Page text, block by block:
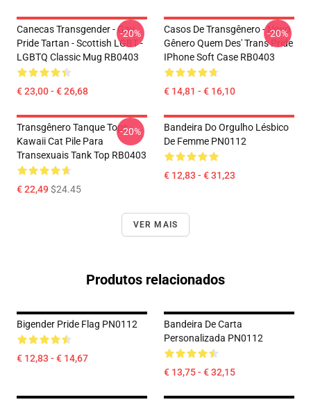
Canecas Transgender - Gay
Pride Tartan - Scottish LGBT -
LGBTQ Classic Mug RB0403
€ 23,00 - € 26,68
-20%
Casos De Transgênero - Novo
Gênero Quem Des' Trans Pride
IPhone Soft Case RB0403
€ 14,81 - € 16,10
-20%
Transgênero Tanque Tops -
Kawaii Cat Pile Para
Transexuais Tank Top RB0403
€ 22,49$24.45
-20%
Bandeira Do Orgulho Lésbico
De Femme PN0112
€ 12,83 - € 31,23
VER MAIS
Produtos relacionados
Bigender Pride Flag PN0112
€ 12,83 - € 14,67
Bandeira De Carta
Personalizada PN0112
€ 13,75 - € 32,15